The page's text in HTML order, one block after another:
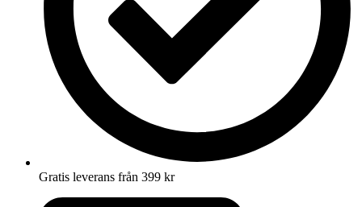
Gratis leverans från 399 kr